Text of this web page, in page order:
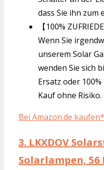
dass Sie ihn zum
【100%
Wenn Sie
unserem Solar
wenden Sie sich
Ersatz oder
Kauf ohne Risiko.
Bei Amazon.de kaufen*
3. LKXDOV
Solarlampen, 56